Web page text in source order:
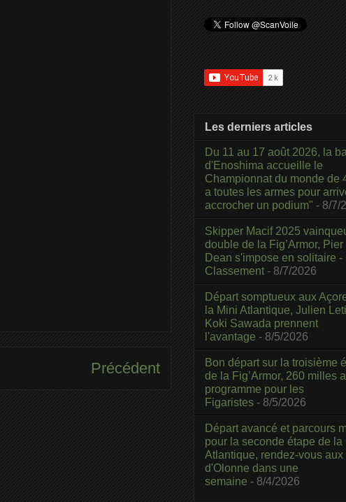
Précédent
Les derniers articles
Du 11 au 17 août 2026, la
d'Enoshima accueille le
Championnat du monde de
a toutes les armes pour
accrocher un podium" - 8/7/
Skipper Macif 2025
double de la Fig’Armor,
Dean s'impose en solitaire -
Classement - 8/7/2026
Départ somptueux aux
la Mini Atlantique, Julien
Koki Sawada prennent
l'avantage - 8/5/2026
Bon départ sur la troisième
de la Fig’Armor, 260 milles
programme pour les
Figaristes - 8/5/2026
Départ avancé et parcours
pour la seconde étape de la
Atlantique, rendez-vous
d'Olonne dans une
semaine - 8/4/2026